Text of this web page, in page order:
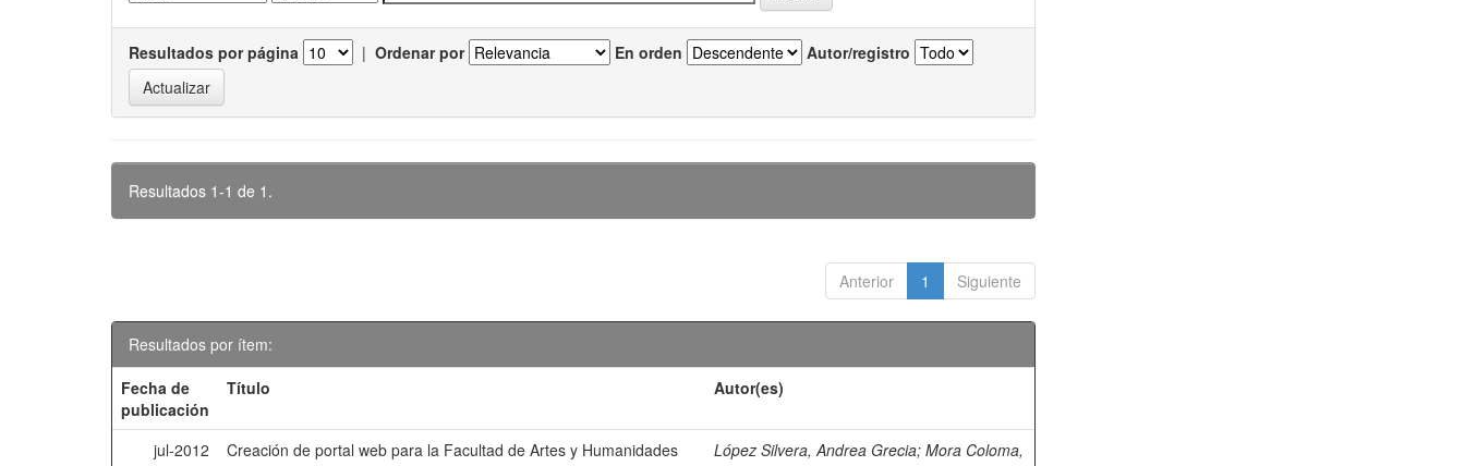
Resultados por página | Ordenar por En orden Autor/registro
Resultados 1-1 de 1.
Anterior 1 Siguiente
Resultados por ítem:
Fecha de
publicación
Título Autor(es)
jul-2012
Creación de portal web para la Facultad de Artes y Humanidades
López Silvera, Andrea Grecia;Mora Coloma,